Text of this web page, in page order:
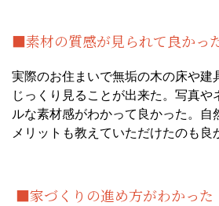
■素材の質感が見られて良かっ
実際のお住まいで無垢の木の床や建
じっくり見ることが出来た。写真や
ルな素材感がわかって良かった。自
メリットも教えていただけたのも良
■家づくりの進め方がわかった